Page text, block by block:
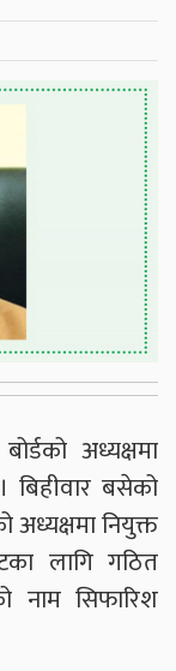
अध्यक्षमा
बसेको
अध्यक्षमा नियुक्त
लागि गठित
नाम सिफारिश